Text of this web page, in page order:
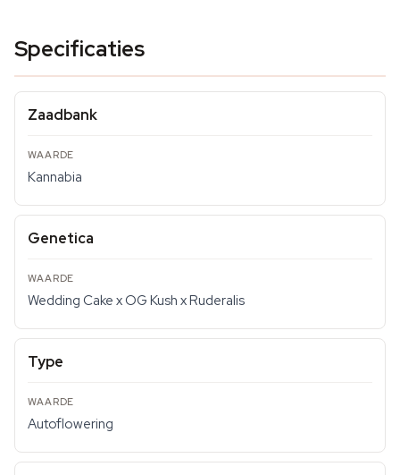
Specificaties
Zaadbank
Kannabia
Genetica
Wedding Cake x OG Kush x Ruderalis
Type
Autoflowering